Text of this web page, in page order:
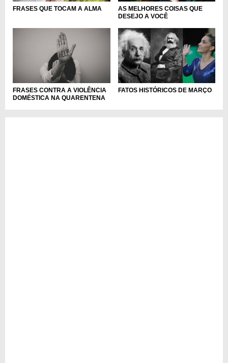
FRASES QUE TOCAM A ALMA
AS MELHORES COISAS QUE
DESEJO A VOCÊ
FRASES CONTRA A VIOLÊNCIA
DOMÉSTICA NA QUARENTENA
FATOS HISTÓRICOS DE MARÇO